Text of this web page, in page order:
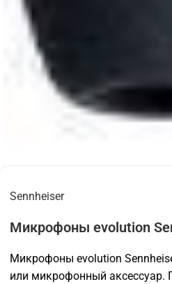
Sennheiser
Микрофоны evolution
Микрофоны evolution
или микрофонный аксессуар.